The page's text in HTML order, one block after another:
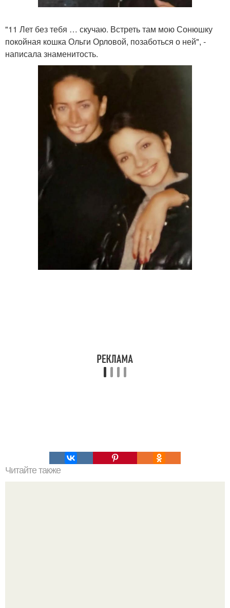
"11 Лет без тебя … скучаю. Встреть там мою Сонюшку
покойная кошка Ольги Орловой, позаботься о ней", -
написала знаменитость.
Читайте также